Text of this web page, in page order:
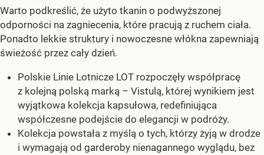
Warto podkreślić, że użyto tkanin o podwyższonej
odporności na zagniecenia, które pracują z ruchem ciała.
Ponadto lekkie struktury i nowoczesne włókna zapewniają
świeżość przez cały dzień.
Polskie Linie Lotnicze LOT rozpoczęły współpracę
z kolejną polską marką – Vistulą, której wynikiem jest
wyjątkowa kolekcja kapsułowa, redefiniująca
współczesne podejście do elegancji w podróży.
Kolekcja powstała z myślą o tych, którzy żyją w drodze
i wymagają od garderoby nienagannego wyglądu, bez